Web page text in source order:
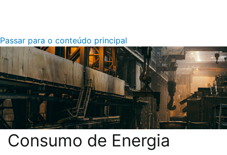
Passar para o conteúdo principal
Consumo de Energia